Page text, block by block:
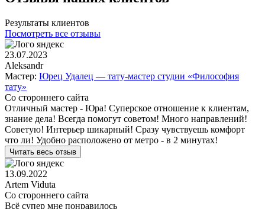
Результаты клиентов
Посмотреть все отзывы
23.07.2023
Aleksandr
Мастер: Юрец Удалец — тату-мастер студии «Философия
тату»
Со стороннего сайта
Отличный мастер - Юра! Суперское отношение к клиентам,
знание дела! Всегда помогут советом! Много направлений!
Советую! Интерьер шикарный! Сразу чувствуешь комфорт
что ли! Удобно расположено от метро - в 2 минутах!
Читать весь отзыв
13.09.2022
Artem Viduta
Со стороннего сайта
Всё супер мне понравилось